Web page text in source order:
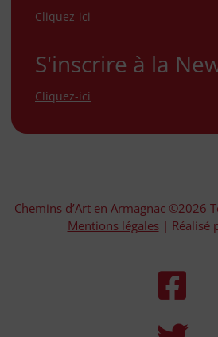
Cliquez-ici
S'inscrire à la
Cliquez-ici
Chemins d’Art en Armagnac ©2026
Mentions légales| Réalisé